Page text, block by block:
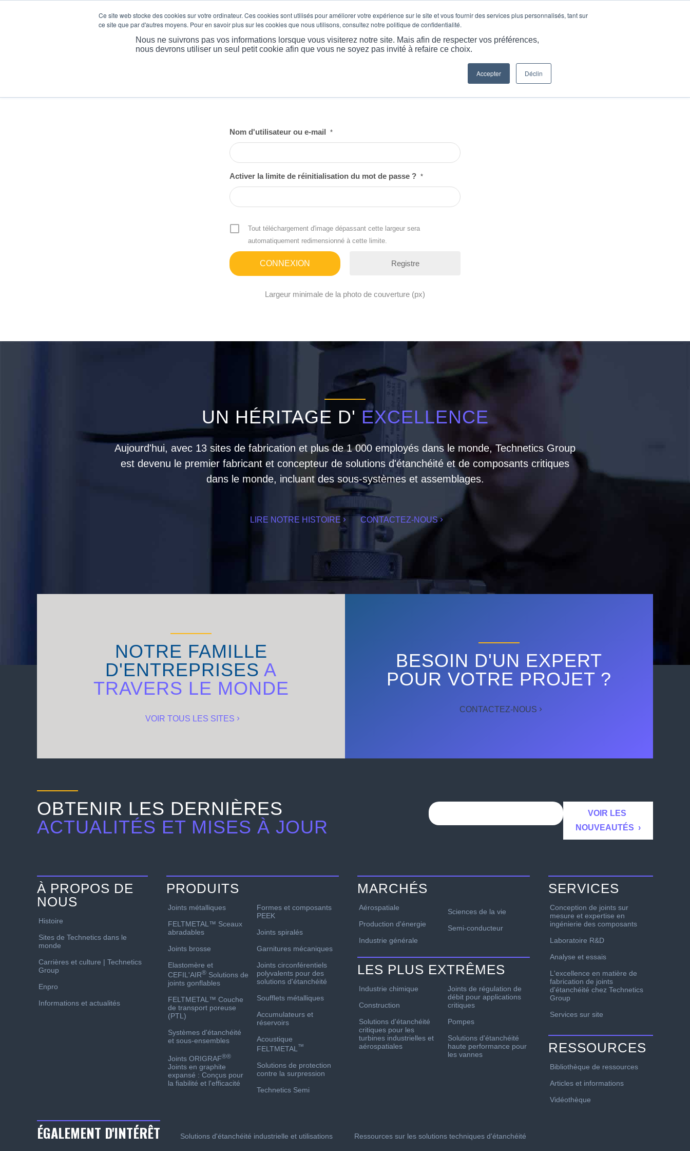
Ce site web stocke des cookies sur votre ordinateur. Ces cookies sont utilisés pour améliorer votre expérience sur le site et vous fournir des services plus personnalisés, tant sur
ce site que par d'autres moyens. Pour en savoir plus sur les cookies que nous utilisons, consultez notre politique de confidentialité.
Nous ne suivrons pas vos informations lorsque vous visiterez notre site. Mais afin de respecter vos préférences,
nous devrons utiliser un seul petit cookie afin que vous ne soyez pas invité à refaire ce choix.
Accepter Déclin
A PROPOS PRODUITS MARKET LES PLUS EXTRÊMES SERVICES RESSOURCES
Vous êtes ici :
Nom d'utilisateur ou e-mail *
Activer la limite de réinitialisation du mot de passe ? *
Tout téléchargement d'image dépassant cette largeur sera
automatiquement redimensionné à cette limite.
Registre
Largeur minimale de la photo de couverture (px)
UN HÉRITAGE D' EXCELLENCE
Aujourd'hui, avec 13 sites de fabrication et plus de 1 000 employés dans le monde, Technetics Group
est devenu le premier fabricant et concepteur de solutions d'étanchéité et de composants critiques
dans le monde, incluant des sous-systèmes et assemblages.
LIRE NOTRE HISTOIRE CONTACTEZ-NOUS
NOTRE FAMILLE
D'ENTREPRISES A
TRAVERS LE MONDE
VOIR TOUS LES SITES
BESOIN D'UN EXPERT
POUR VOTRE PROJET ?
CONTACTEZ-NOUS
OBTENIR LES DERNIÈRES
ACTUALITÉS ET MISES À JOUR
À PROPOS DE
NOUS
Histoire
Sites de Technetics dans le
monde
Carrières et culture | Technetics
Group
Enpro
Informations et actualités
PRODUITS
Joints métalliques
FELTMETAL™ Sceaux
abradables
Joints brosse
Elastomère et
CEFIL'AIR® Solutions de
joints gonflables
FELTMETAL™ Couche
de transport poreuse
(PTL)
Systèmes d'étanchéité
et sous-ensembles
Joints ORIGRAF®®
Joints en graphite
expansé : Conçus pour
la fiabilité et l'efficacité
Formes et composants
PEEK
Joints spiralés
Garnitures mécaniques
Joints circonférentiels
polyvalents pour des
solutions d'étanchéité
Soufflets métalliques
Accumulateurs et
réservoirs
Acoustique
FELTMETAL ™
Solutions de protection
contre la surpression
Technetics Semi
MARCHÉS
Aérospatiale
Production d'énergie
Industrie générale
Sciences de la vie
Semi-conducteur
LES PLUS EXTRÊMES
Industrie chimique
Construction
Solutions d'étanchéité
critiques pour les
turbines industrielles et
aérospatiales
Joints de régulation de
débit pour applications
critiques
Pompes
Solutions d'étanchéité
haute performance pour
les vannes
SERVICES
Conception de joints sur
mesure et expertise en
ingénierie des composants
Laboratoire R&D
Analyse et essais
L'excellence en matière de
fabrication de joints
d'étanchéité chez Technetics
Group
Services sur site
RESSOURCES
Bibliothèque de ressources
Articles et informations
Vidéothèque
ÉGALEMENT D'INTÉRÊT Solutions d'étanchéité industrielle et utilisations Ressources sur les solutions techniques d'étanchéité